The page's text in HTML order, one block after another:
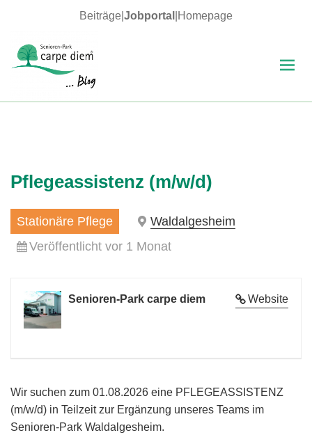
Beiträge Jobportal Homepage
Pflegeassistenz (m/w/d)
Stationäre Pflege
Waldalgesheim
Veröffentlicht vor 1 Monat
Website
Senioren-Park carpe diem
Wir suchen zum 01.08.2026 eine PFLEGEASSISTENZ
(m/w/d) in Teilzeit zur Ergänzung unseres Teams im
Senioren-Park Waldalgesheim.